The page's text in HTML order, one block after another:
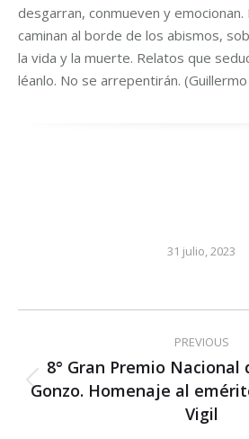
desgarran, conmueven y
caminan al borde de los abismos,
la vida y la muerte. Relatos que
léanlo. No se arrepentirán.
31 julio, 2023
navigation
PREVIOUS
post:
8° Gran Premio Nacional
Gonzo. Homenaje al
Vigil